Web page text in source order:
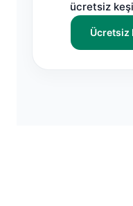
ücretsiz
Ücretsiz